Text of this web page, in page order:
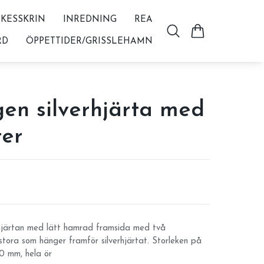
INREDNING REA
ÖPPETTIDER/GRISSLEHAMN
silverhjärta med
med lätt hamrad framsida med två
som hänger framför silverhjärtat. Storleken på
mm, hela ör